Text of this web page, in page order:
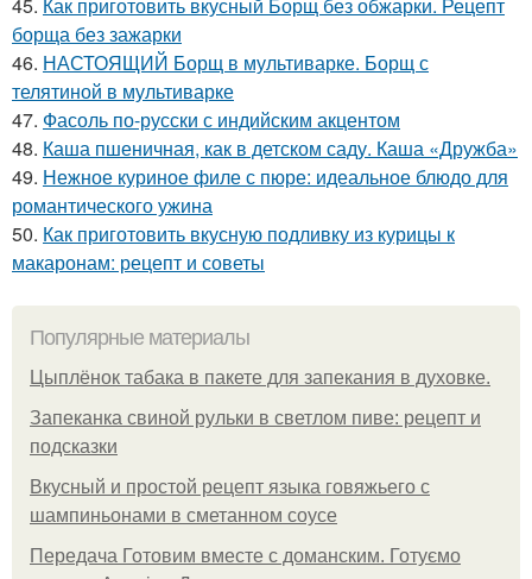
борща без зажарки
46. НАСТОЯЩИЙ Борщ в мультиварке. Борщ с
телятиной в мультиварке
47. Фасоль по-русски с индийским акцентом
48. Каша пшеничная, как в детском саду. Каша «Дружба»
49. Нежное куриное филе с пюре: идеальное блюдо для
романтического ужина
50. Как приготовить вкусную подливку из курицы к
макаронам: рецепт и советы
Популярные материалы
Цыплёнок табака в пакете для запекания в духовке.
Запеканка свиной рульки в светлом пиве: рецепт и
подсказки
Вкусный и простой рецепт языка говяжьего с
шампиньонами в сметанном соусе
Передача Готовим вместе с доманским. Готуємо